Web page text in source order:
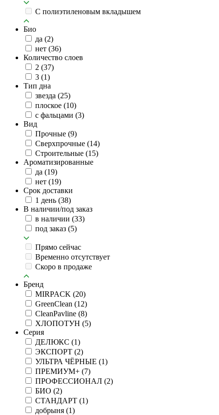
C полиэтиленовым вкладышем
Био
да (2)
нет (36)
Количество слоев
2 (37)
3 (1)
Тип дна
звезда (25)
плоское (10)
с фальцами (3)
Вид
Прочные (9)
Сверхпрочные (14)
Строительные (15)
Ароматизированные
да (19)
нет (19)
Срок доставки
1 день (38)
В наличии/под заказ
в наличии (33)
под заказ (5)
Прямо сейчас
Временно отсутствует
Скоро в продаже
Бренд
MIRPACK (20)
GreenClean (12)
CleanPavline (8)
ХЛОПОТУН (5)
Серия
ДЕЛЮКС (1)
ЭКСПОРТ (2)
УЛЬТРА ЧЁРНЫЕ (1)
ПРЕМИУМ+ (7)
ПРОФЕССИОНАЛ (2)
БИО (2)
СТАНДАРТ (1)
добрыня (1)